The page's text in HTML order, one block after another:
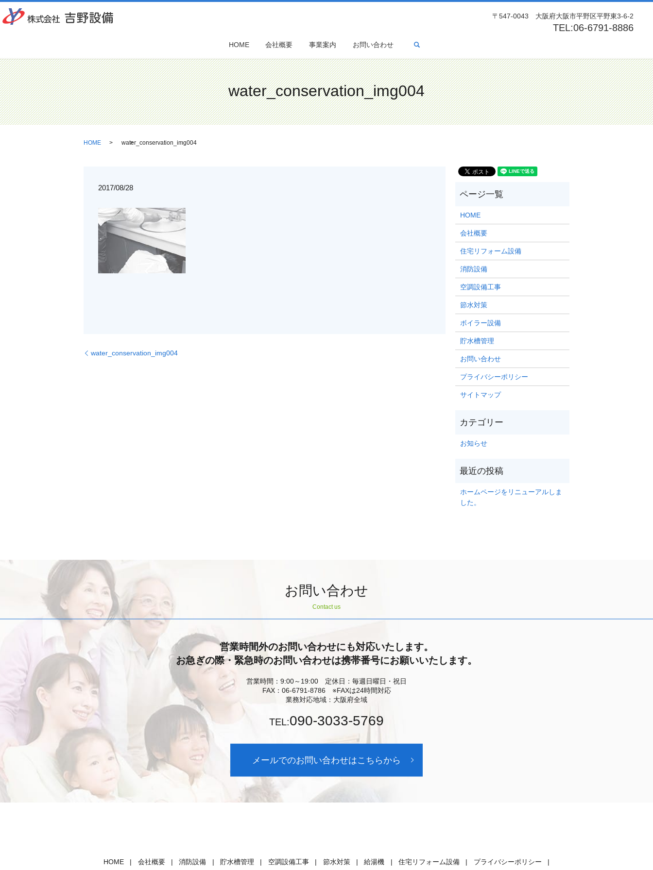
〒547-0043 大阪府大阪市平野区平野東3-6-2
TEL:06-6791-8886
HOME 会社概要 事業案内 お問い合わせ
water_conservation_img004
HOME water_conservation_img004
2017/08/28
water_conservation_img004
HOME
会社概要
住宅リフォーム設備
消防設備
空調設備工事
節水対策
ボイラー設備
貯水槽管理
お問い合わせ
プライバシーポリシー
サイトマップ
お知らせ
ホームページをリニューアルしま
した。
お問い合わせ
Contact us
営業時間外のお問い合わせにも対応いたします。
お急ぎの際・緊急時のお問い合わせは携帯番号にお願いいたします。
営業時間：9:00～19:00 定休日：毎週日曜日・祝日
FAX：06-6791-8786 ※FAXは24時間対応
業務対応地域：大阪府全域
TEL:090-3033-5769
メールでのお問い合わせはこちらから
HOME 会社概要 消防設備 貯水槽管理 空調設備工事 節水対策 給湯機 住宅リフォーム設備 プライバシーポリシー